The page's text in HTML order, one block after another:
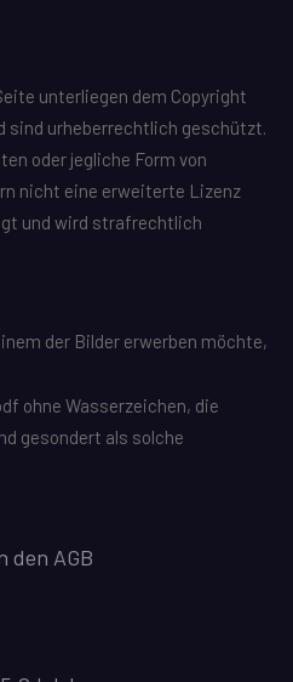
unterliegen dem Copyright
sind urheberrechtlich geschützt.
oder jegliche Form von
nicht eine erweiterte Lizenz
und wird strafrechtlich
der Bilder erwerben möchte,
ohne Wasserzeichen, die
gesondert als solche
den AGB